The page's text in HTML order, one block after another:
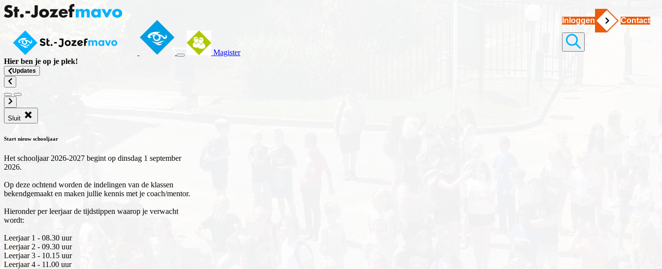
Inloggen Contact
Magister
Hier ben je op je plek!
Updates
Sluit
Start nieuw schooljaar
Het schooljaar 2026-2027 begint op dinsdag 1 september
2026.
Op deze ochtend worden de indelingen van de klassen
bekendgemaakt en maken jullie kennis met je coach/mentor.
Hieronder per leerjaar de tijdstippen waarop je verwacht
wordt:
Leerjaar 1 - 08.30 uur
Leerjaar 2 - 09.30 uur
Leerjaar 3 - 10.15 uur
Leerjaar 4 - 11.00 uur